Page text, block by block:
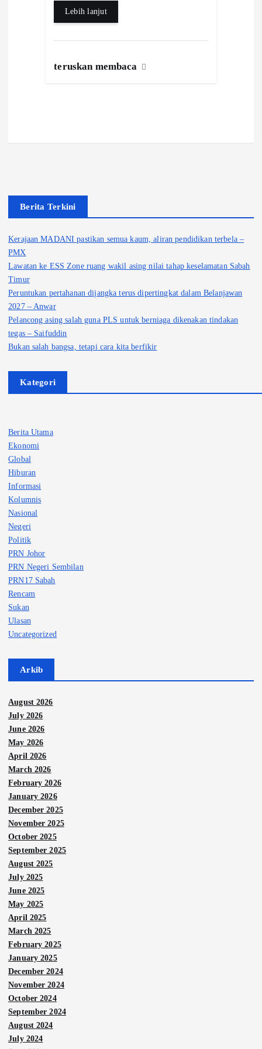
Lebih lanjut
teruskan membaca
Berita Terkini
Kerajaan MADANI pastikan semua kaum, aliran pendidikan terbela –
PMX
Lawatan ke ESS Zone ruang wakil asing nilai tahap keselamatan Sabah
Timur
Peruntukan pertahanan dijangka terus dipertingkat dalam Belanjawan
2027 – Anwar
Pelancong asing salah guna PLS untuk berniaga dikenakan tindakan
tegas – Saifuddin
Bukan salah bangsa, tetapi cara kita berfikir
Kategori
Berita Utama
Ekonomi
Global
Hiburan
Informasi
Kolumnis
Nasional
Negeri
Politik
PRN Johor
PRN Negeri Sembilan
PRN17 Sabah
Rencam
Sukan
Ulasan
Uncategorized
Arkib
August 2026
July 2026
June 2026
May 2026
April 2026
March 2026
February 2026
January 2026
December 2025
November 2025
October 2025
September 2025
August 2025
July 2025
June 2025
May 2025
April 2025
March 2025
February 2025
January 2025
December 2024
November 2024
October 2024
September 2024
August 2024
July 2024
Berit
a
Utam
a
Nege